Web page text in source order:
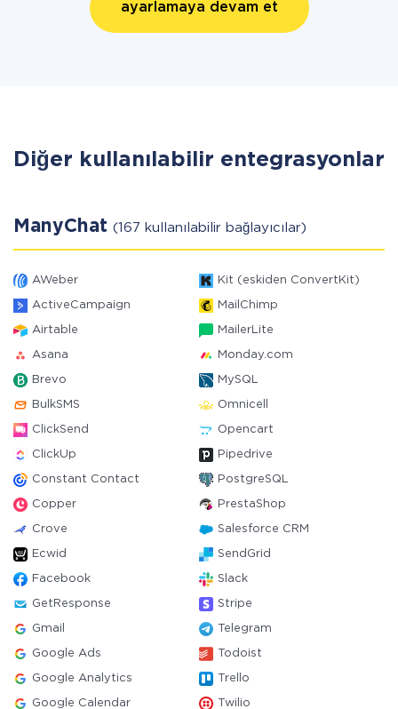
ayarlamaya devam et
Diğer kullanılabilir entegrasyonlar
ManyChat (167 kullanılabilir bağlayıcılar)
AWeber Kit (eskiden ConvertKit)
ActiveCampaign MailChimp
Airtable MailerLite
Asana Monday.com
Brevo MySQL
BulkSMS Omnicell
ClickSend Opencart
ClickUp Pipedrive
Constant Contact PostgreSQL
Copper PrestaShop
Crove Salesforce CRM
Ecwid SendGrid
Facebook Slack
GetResponse Stripe
Gmail Telegram
Google Ads Todoist
Google Analytics Trello
Google Calendar Twilio